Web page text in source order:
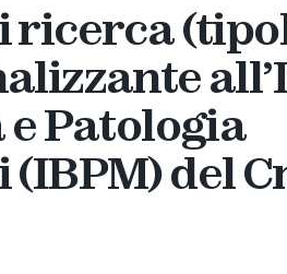
ricerca
Patologia
del